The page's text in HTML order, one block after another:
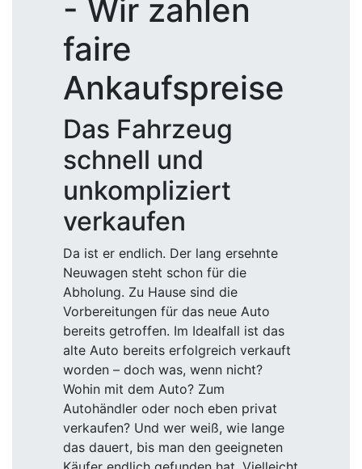
- Wir zahlen
faire
Ankaufspreise
Das Fahrzeug
schnell und
unkompliziert
verkaufen
Da ist er endlich. Der lang ersehnte
Neuwagen steht schon für die
Abholung. Zu Hause sind die
Vorbereitungen für das neue Auto
bereits getroffen. Im Idealfall ist das
alte Auto bereits erfolgreich verkauft
worden – doch was, wenn nicht?
Wohin mit dem Auto? Zum
Autohändler oder noch eben privat
verkaufen? Und wer weiß, wie lange
das dauert, bis man den geeigneten